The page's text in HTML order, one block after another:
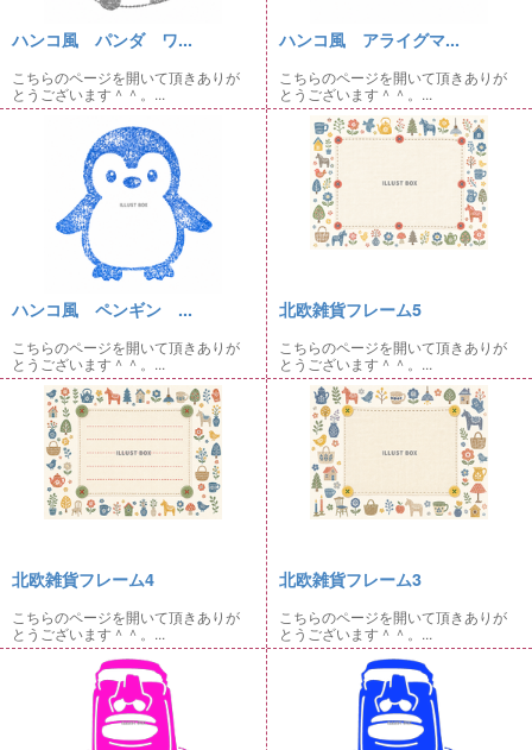
ハンコ風 パンダ ワ...
こちらのページを開いて頂きありが
とうございます＾＾。...
ハンコ風 アライグマ...
こちらのページを開いて頂きありが
とうございます＾＾。...
ハンコ風 ペンギン ...
こちらのページを開いて頂きありが
とうございます＾＾。...
北欧雑貨フレーム5
こちらのページを開いて頂きありが
とうございます＾＾。...
北欧雑貨フレーム4
こちらのページを開いて頂きありが
とうございます＾＾。...
北欧雑貨フレーム3
こちらのページを開いて頂きありが
とうございます＾＾。...